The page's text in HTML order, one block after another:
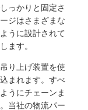
っかりと固定さ
ジはさまざまな
うに設計されて
ます。
り上げ装置を使
まれます。すべ
うにチェーンま
当社の物流パー